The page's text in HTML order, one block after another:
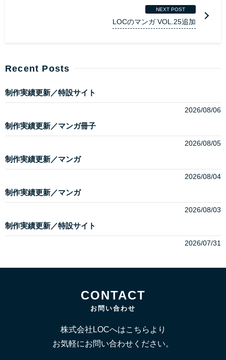
NEXT POST
LOCのマンガ VOL.25追加
Recent Posts
制作実績更新／特設サイト
2026/08/06
制作実績更新／マンガ冊子
2026/08/05
制作実績更新／マンガ
2026/08/04
制作実績更新／マンガ
2026/08/03
制作実績更新／特設サイト
2026/07/31
CONTACT
お問い合わせ
株式会社LOCへはこちらより
お気軽にお問い合わせください。